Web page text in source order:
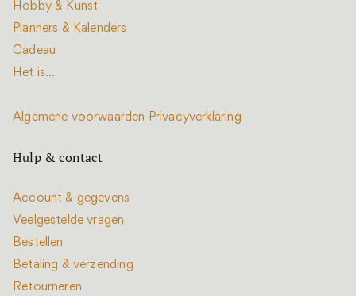
Hobby & Kunst
Planners & Kalenders
Cadeau
Het is...
Algemene voorwaarden Privacyverklaring
Hulp & contact
Account & gegevens
Veelgestelde vragen
Bestellen
Betaling & verzending
Retourneren